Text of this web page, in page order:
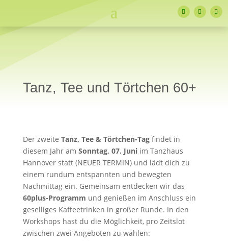
Tanz, Tee und Törtchen 60+
Der zweite Tanz, Tee & Törtchen-Tagfindet in
diesem Jahr am Sonntag, 07. Juniim Tanzhaus
Hannover statt (NEUER TERMIN) und lädt dich zu
einem rundum entspannten und bewegten
Nachmittag ein. Gemeinsam entdecken wir das
60plus-Programm und genießen im Anschluss ein
geselliges Kaffeetrinken in großer Runde. In den
Workshops hast du die Möglichkeit, pro Zeitslot
zwischen zwei Angeboten zu wählen: